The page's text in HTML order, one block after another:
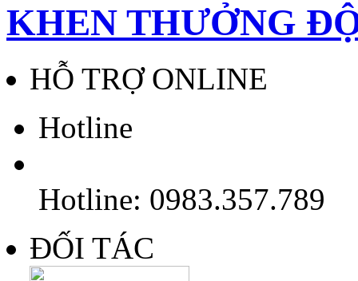
KHEN THƯỞNG
HỖ TRỢ ONLINE
Hotline
Hotline: 0983.357.789
ĐỐI TÁC